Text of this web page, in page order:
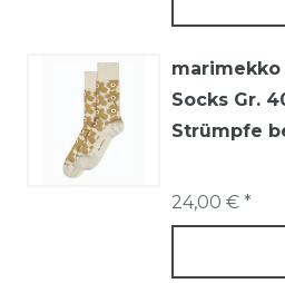
marimekko
Socks Gr.
Strümpfe
24,00 € *